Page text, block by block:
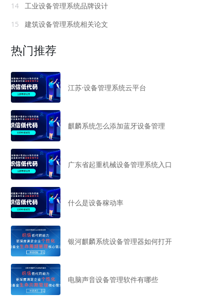
14
工业设备管理系统品牌设计
15
建筑设备管理系统相关论文
热门推荐
江苏·设备管理系统云平台
麒麟系统怎么添加蓝牙设备管理
广东省起重机械设备管理系统入口
什么是设备稼动率
银河麒麟系统设备管理器如何打开
电脑声音设备管理软件有哪些